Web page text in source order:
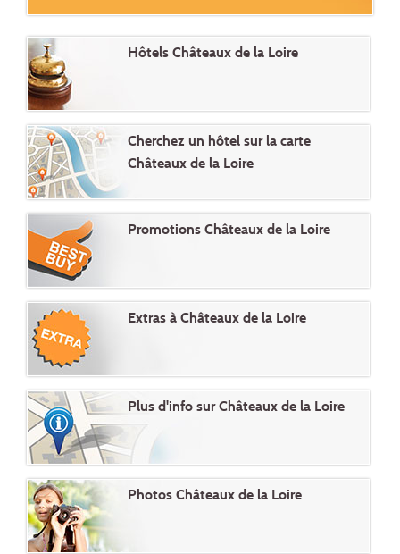
Hôtels Châteaux de la Loire
Cherchez un hôtel sur la carte
Châteaux de la Loire
Promotions Châteaux de la Loire
Extras à Châteaux de la Loire
Plus d'info sur Châteaux de la Loire
Photos Châteaux de la Loire